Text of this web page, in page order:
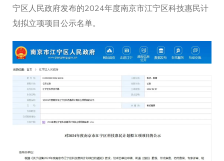
宁区人民政府发布的2024年度南京市江宁区科技惠民计
划拟立项项目公示名单。